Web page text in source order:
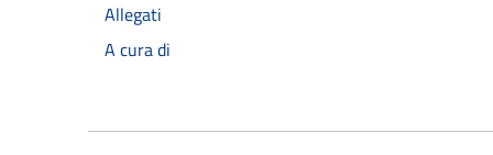
Allegati
A cura di